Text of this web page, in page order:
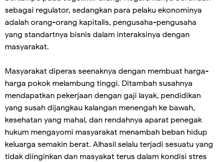
sebagai regulator, sedangkan para pelaku ekonominya
adalah orang-orang kapitalis, pengusaha-pengusaha
yang standartnya bisnis dalam interaksinya dengan
masyarakat.
Masyarakat diperas seenaknya dengan membuat harga-
harga pokok melambung tinggi. Ditambah susahnya
mendapatkan pekerjaan dengan gaji layak, pendidikan
yang susah dijangkau kalangan menengah ke bawah,
kesehatan yang mahal, dan rendahnya aparat penegak
hukum mengayomi masyarakat menambah beban hidup
keluarga semakin berat. Alhasil selalu terjadi sesuatu yang
tidak diinginkan dan masyakat terus dalam kondisi stres